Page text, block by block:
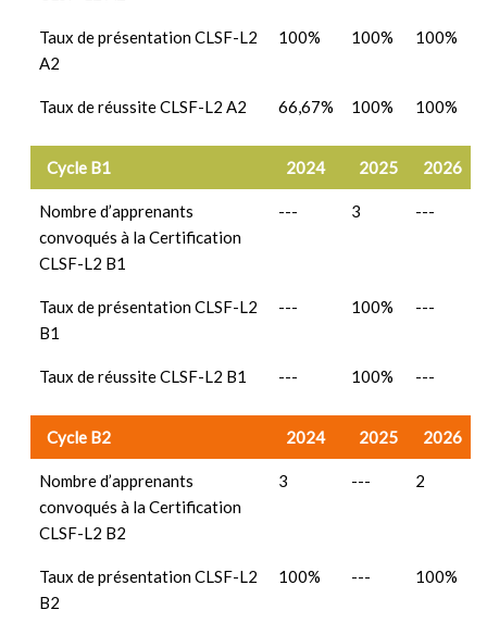
Taux de présentation CLSF-L2
A2
100% 100% 100%
Taux de réussite CLSF-L2 A2 66,67% 100% 100%
Cycle B1 2024 2025 2026
Nombre d’apprenants
convoqués à la Certification
CLSF-L2 B1
--- 3 ---
Taux de présentation CLSF-L2
B1
--- 100% ---
Taux de réussite CLSF-L2 B1 --- 100% ---
Cycle B2 2024 2025 2026
Nombre d’apprenants
convoqués à la Certification
CLSF-L2 B2
3 --- 2
Taux de présentation CLSF-L2
B2
100% --- 100%